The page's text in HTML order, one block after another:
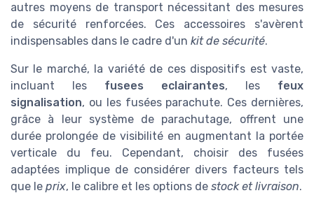
autres moyens de transport nécessitant des mesures
de sécurité renforcées. Ces accessoires s'avèrent
indispensables dans le cadre d'un kit de sécurité.
Sur le marché, la variété de ces dispositifs est vaste,
incluant les fusees eclairantes, les feux
signalisation, ou les fusées parachute. Ces dernières,
grâce à leur système de parachutage, offrent une
durée prolongée de visibilité en augmentant la portée
verticale du feu. Cependant, choisir des fusées
adaptées implique de considérer divers facteurs tels
que le prix, le calibre et les options de stock et livraison.